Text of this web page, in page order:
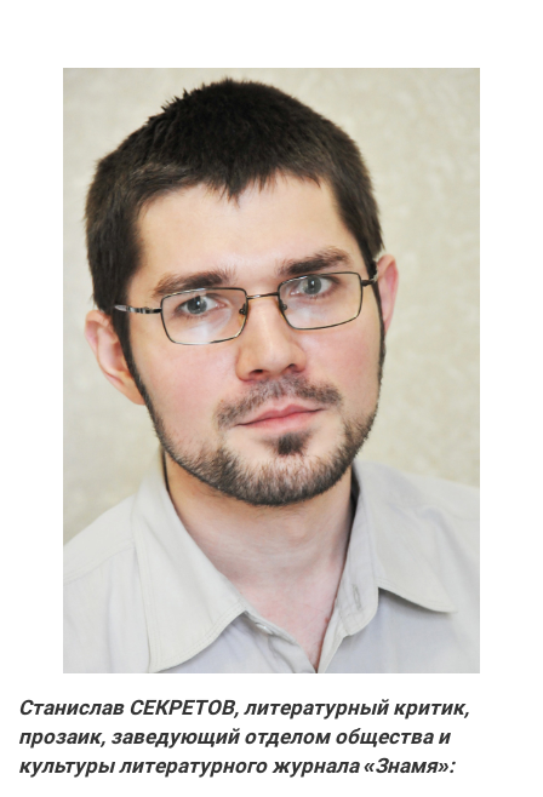
Станислав СЕКРЕТОВ, литературный критик,
прозаик, заведующий отделом общества и
культуры литературного журнала «Знамя»: